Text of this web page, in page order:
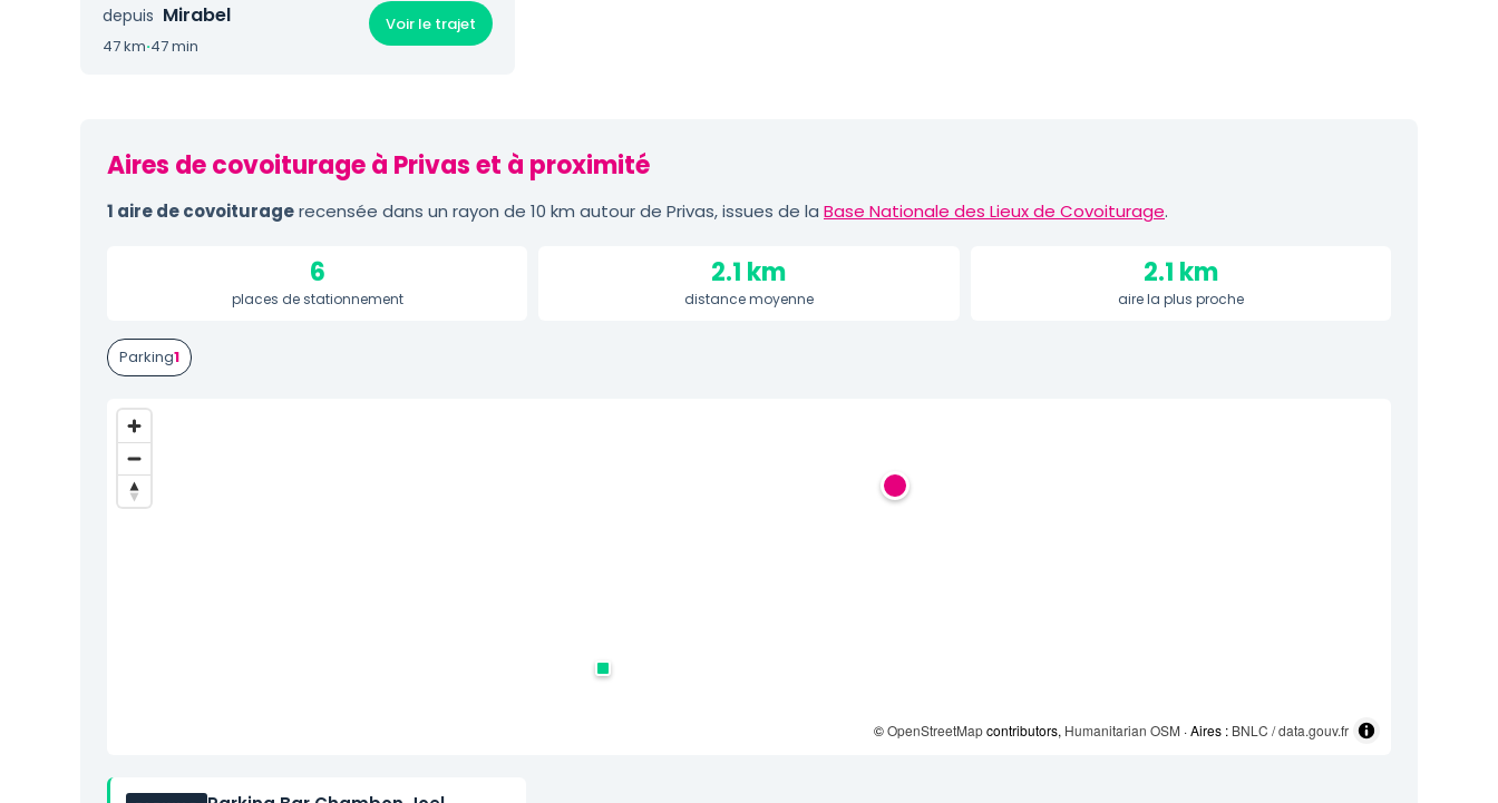
depuis Mirabel
47 km·47 min
Voir le trajet
Aires de covoiturage à Privas et à proximité
1 aire de covoituragerecensée dans un rayon de 10 km autour de Privas, issues de la Base Nationale des Lieux de Covoiturage.
6
places de stationnement
2.1 km
distance moyenne
2.1 km
aire la plus proche
Parking1
©OpenStreetMapcontributors, Humanitarian OSM · Aires : BNLC / data.gouv.fr